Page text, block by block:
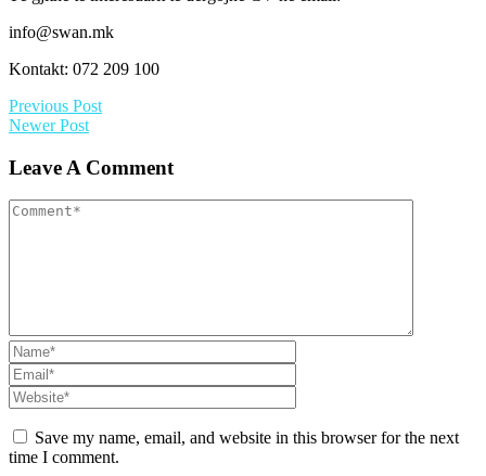
info@swan.mk
Kontakt: 072 209 100
Previous Post
Newer Post
Leave A Comment
Save my name, email, and website in this browser for the next
time I comment.